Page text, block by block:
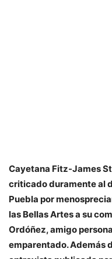
Cayetana Fitz-James
criticado duramente al
Puebla por
las Bellas Artes a su
Ordóñez, amigo
emparentado. Además